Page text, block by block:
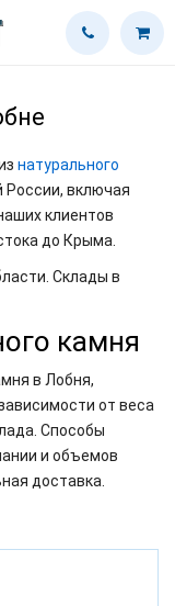
натурального
России, включая
клиентов
до Крыма.
Склады в
камня
в Лобня,
от веса
Способы
и объемов
доставка.